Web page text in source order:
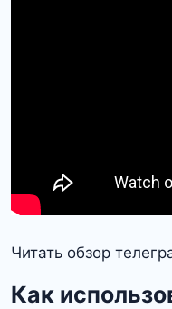
Читать обзор
Как